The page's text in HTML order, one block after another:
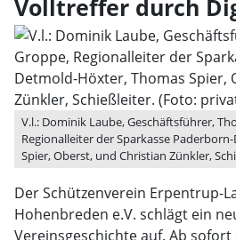
Volltreffer durch
V.l.: Dominik Laube, Geschäftsführer,
Regionalleiter der Sparkasse
Spier, Oberst, und Christian Zünkler,
Der Schützenverein Erpentrup-
Hohenbreden e.V. schlägt ein
Vereinsgeschichte auf. Ab